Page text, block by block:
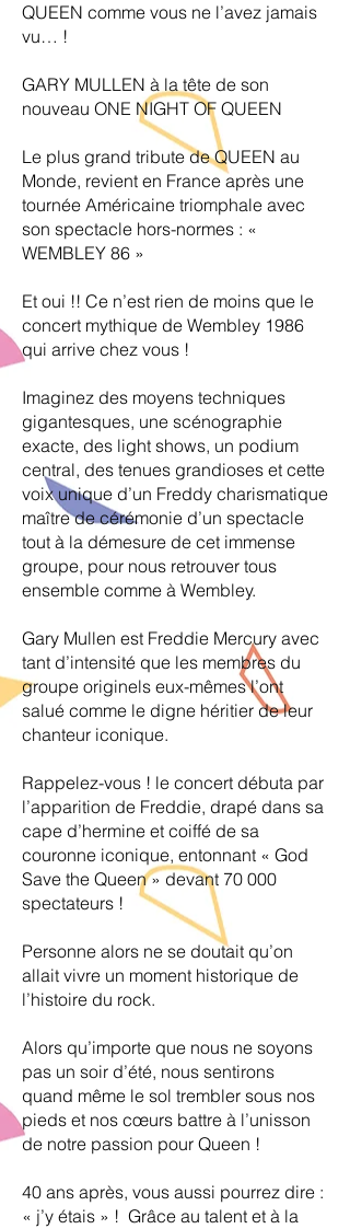
QUEEN comme vous ne l’avez jamais
vu… !
GARY MULLEN à la tête de son
nouveau ONE NIGHT OF QUEEN
Le plus grand tribute de QUEEN au
Monde, revient en France après une
tournée Américaine triomphale avec
son spectacle hors-normes : «
WEMBLEY 86 »
Et oui !! Ce n’est rien de moins que le
concert mythique de Wembley 1986
qui arrive chez vous !
Imaginez des moyens techniques
gigantesques, une scénographie
exacte, des light shows, un podium
central, des tenues grandioses et cette
voix unique d’un Freddy charismatique
maître de cérémonie d’un spectacle
tout à la démesure de cet immense
groupe, pour nous retrouver tous
ensemble comme à Wembley.
Gary Mullen est Freddie Mercury avec
tant d’intensité que les membres du
groupe originels eux-mêmes l’ont
salué comme le digne héritier de leur
chanteur iconique.
Rappelez-vous ! le concert débuta par
l’apparition de Freddie, drapé dans sa
cape d’hermine et coiffé de sa
couronne iconique, entonnant « God
Save the Queen » devant 70 000
spectateurs !
Personne alors ne se doutait qu’on
allait vivre un moment historique de
l’histoire du rock.
Alors qu’importe que nous ne soyons
pas un soir d’été, nous sentirons
quand même le sol trembler sous nos
pieds et nos cœurs battre à l’unisson
de notre passion pour Queen !
40 ans après, vous aussi pourrez dire :
« j’y étais » ! Grâce au talent et à la